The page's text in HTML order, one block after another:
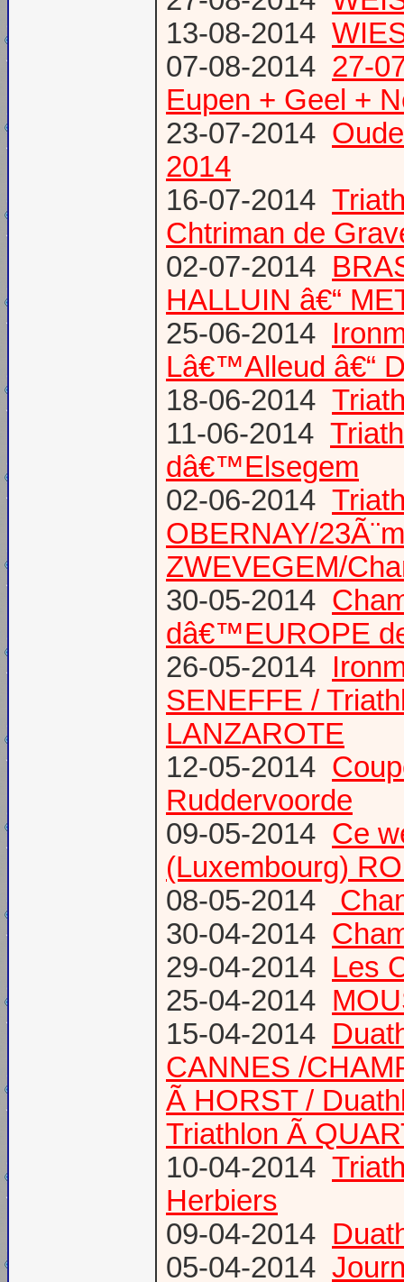
13-08-2014
07-08-2014 27-
Eupen + Geel +
23-07-2014
2014
16-07-2014
Chtriman de
02-07-2014
HALLUIN â€“
25-06-2014
Lâ€™Alleud â€“
18-06-2014
11-06-2014
dâ€™Elsegem
02-06-2014
OBERNAY/
ZWEVEGEM/
30-05-2014
dâ€™EUROPE
26-05-2014
SENEFFE /
LANZAROTE
12-05-2014
Ruddervoorde
09-05-2014 Ce
(Luxembourg)
08-05-2014
30-04-2014
29-04-2014 Les
25-04-2014
15-04-2014
CANNES /
Ã HORST /
Triathlon Ã
10-04-2014
Herbiers
09-04-2014
05-04-2014